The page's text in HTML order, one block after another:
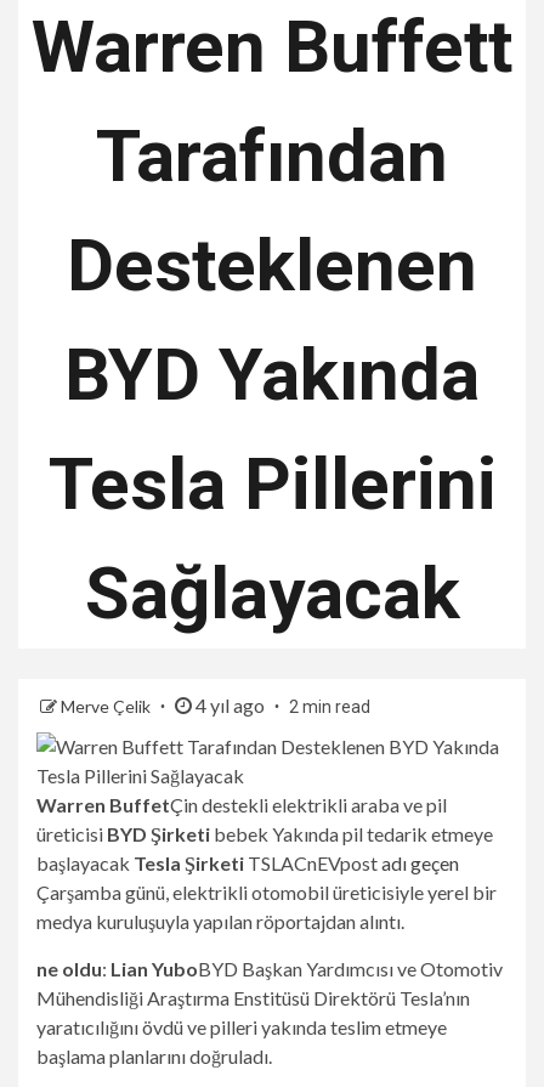
Warren Buffett
Tarafından
Desteklenen
BYD Yakında
Tesla Pillerini
Sağlayacak
Merve Çelik 4 yıl ago 2 min read
Warren BuffetÇin destekli elektrikli araba ve pil
üreticisi BYD Şirketi bebek Yakında pil tedarik etmeye
başlayacak Tesla Şirketi TSLACnEVpostadı geçen
Çarşamba günü, elektrikli otomobil üreticisiyle yerel bir
medya kuruluşuyla yapılan röportajdan alıntı.
ne oldu: Lian YuboBYD Başkan Yardımcısı ve Otomotiv
Mühendisliği Araştırma Enstitüsü Direktörü Tesla’nın
yaratıcılığını övdü ve pilleri yakında teslim etmeye
başlama planlarını doğruladı.